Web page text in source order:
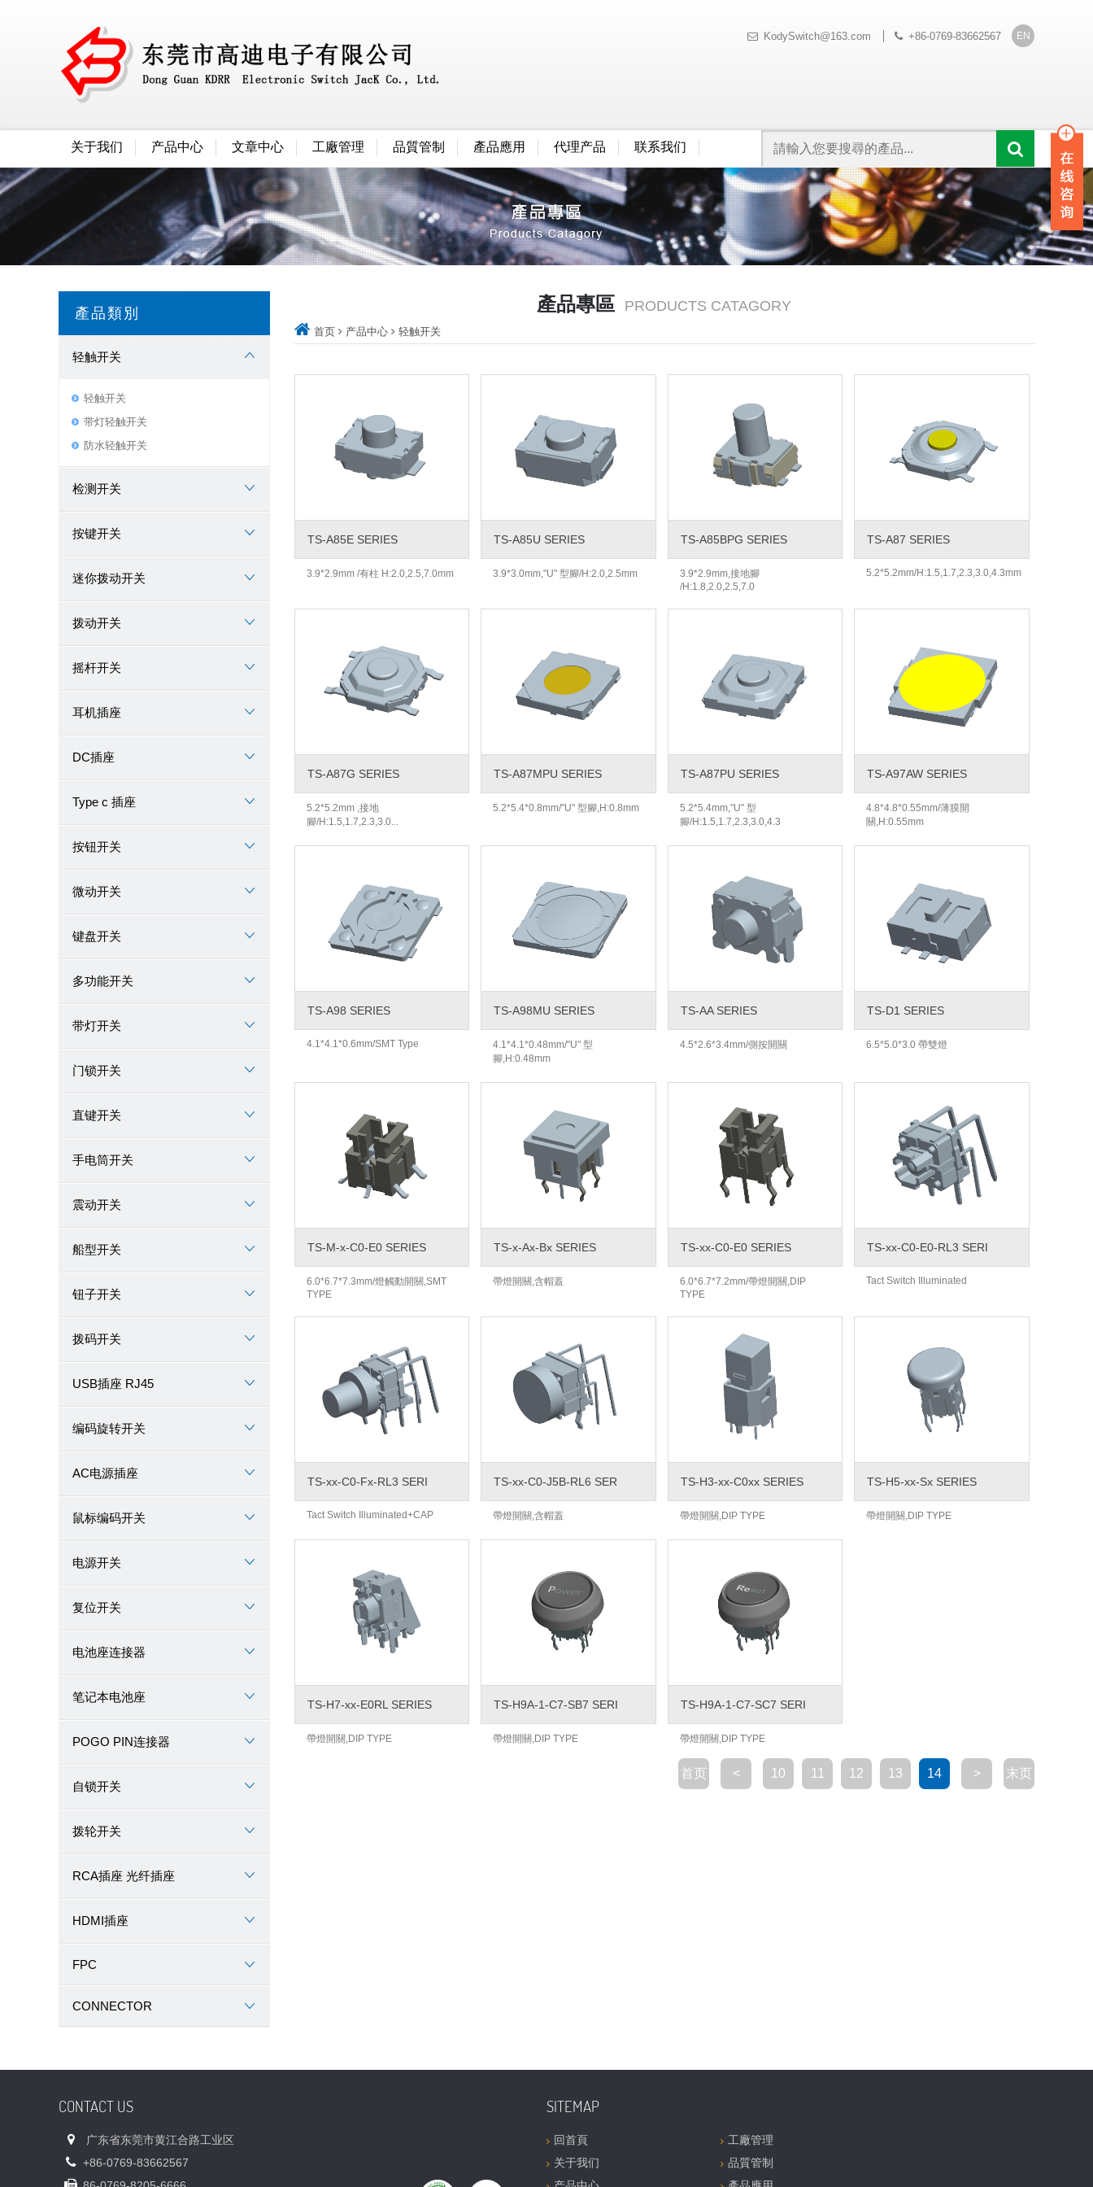
KodySwitch@163.com +86-0769-83662567 EN
关于我们 产品中心 文章中心 工廠管理 品質管制 產品應用 代理产品 联系我们
產品類別
轻触开关
轻触开关
带灯轻触开关
防水轻触开关
检测开关
按键开关
迷你拨动开关
拨动开关
摇杆开关
耳机插座
DC插座
Type c 插座
按钮开关
微动开关
键盘开关
多功能开关
带灯开关
门锁开关
直键开关
手电筒开关
震动开关
船型开关
钮子开关
拨码开关
USB插座 RJ45
编码旋转开关
AC电源插座
鼠标编码开关
电源开关
复位开关
电池座连接器
笔记本电池座
POGO PIN连接器
自锁开关
拨轮开关
RCA插座 光纤插座
HDMI插座
FPC
CONNECTOR
產品專區 PRODUCTS CATAGORY
首页 产品中心 轻触开关
TS-A85E SERIES
3.9*2.9mm /有柱 H:2.0,2.5,7.0mm
TS-A85U SERIES
3.9*3.0mm,"U" 型腳/H:2.0,2.5mm
TS-A85BPG SERIES
3.9*2.9mm,接地腳
/H:1.8,2.0,2.5,7.0
TS-A87 SERIES
5.2*5.2mm/H:1.5,1.7,2.3,3.0,4.3mm
TS-A87G SERIES
5.2*5.2mm ,接地
腳/H:1.5,1.7,2.3,3.0...
TS-A87MPU SERIES
5.2*5.4*0.8mm/"U" 型腳,H:0.8mm
TS-A87PU SERIES
5.2*5.4mm,"U" 型
腳/H:1.5,1.7,2.3,3.0,4.3
TS-A97AW SERIES
4.8*4.8*0.55mm/薄膜開
關,H:0.55mm
TS-A98 SERIES
4.1*4.1*0.6mm/SMT Type
TS-A98MU SERIES
4.1*4.1*0.48mm/"U" 型
腳,H:0.48mm
TS-AA SERIES
4.5*2.6*3.4mm/側按開關
TS-D1 SERIES
6.5*5.0*3.0 帶雙燈
TS-M-x-C0-E0 SERIES
6.0*6.7*7.3mm/燈觸動開關,SMT
TYPE
TS-x-Ax-Bx SERIES
帶燈開關,含帽蓋
TS-xx-C0-E0 SERIES
6.0*6.7*7.2mm/帶燈開關,DIP
TYPE
TS-xx-C0-E0-RL3 SERI
Tact Switch Illuminated
TS-xx-C0-Fx-RL3 SERI
Tact Switch Illuminated+CAP
TS-xx-C0-J5B-RL6 SER
帶燈開關,含帽蓋
TS-H3-xx-C0xx SERIES
帶燈開關,DIP TYPE
TS-H5-xx-Sx SERIES
帶燈開關,DIP TYPE
TS-H7-xx-E0RL SERIES
帶燈開關,DIP TYPE
TS-H9A-1-C7-SB7 SERI
帶燈開關,DIP TYPE
TS-H9A-1-C7-SC7 SERI
帶燈開關,DIP TYPE
首页 < 10 11 12 13 14 > 末页
CONTACT US
广东省东莞市黄江合路工业区
+86-0769-83662567
SITEMAP
回首頁
关于我们
工廠管理
品質管制